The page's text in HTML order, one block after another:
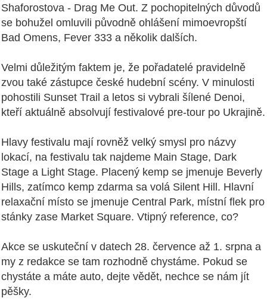
Shaforostova - Drag Me Out. Z pochopitelných důvodů
se bohužel omluvili původně ohlášení mimoevropští
Bad Omens, Fever 333 a několik dalších.
Velmi důležitým faktem je, že pořadatelé pravidelně
zvou také zástupce české hudební scény. V minulosti
pohostili Sunset Trail a letos si vybrali šílené Denoi,
kteří aktuálně absolvují festivalové pre-tour po Ukrajině.
Hlavy festivalu mají rovněž velký smysl pro názvy
lokací, na festivalu tak najdeme Main Stage, Dark
Stage a Light Stage. Placený kemp se jmenuje Beverly
Hills, zatímco kemp zdarma sa volá Silent Hill. Hlavní
relaxační místo se jmenuje Central Park, místní flek pro
stánky zase Market Square. Vtipný reference, co?
Akce se uskuteční v datech 28. července až 1. srpna a
my z redakce se tam rozhodně chystáme. Pokud se
chystáte a máte auto, dejte vědět, nechce se nám jít
pěšky.